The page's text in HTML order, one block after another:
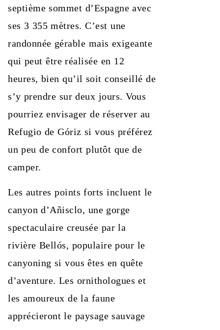
septième sommet d’Espagne avec
ses 3 355 mètres. C’est une
randonnée gérable mais exigeante
qui peut être réalisée en 12
heures, bien qu’il soit conseillé de
s’y prendre sur deux jours. Vous
pourriez envisager de réserver au
Refugio de Góriz si vous préférez
un peu de confort plutôt que de
camper.
Les autres points forts incluent le
canyon d’Añisclo, une gorge
spectaculaire creusée par la
rivière Bellós, populaire pour le
canyoning si vous êtes en quête
d’aventure. Les ornithologues et
les amoureux de la faune
apprécieront le paysage sauvage